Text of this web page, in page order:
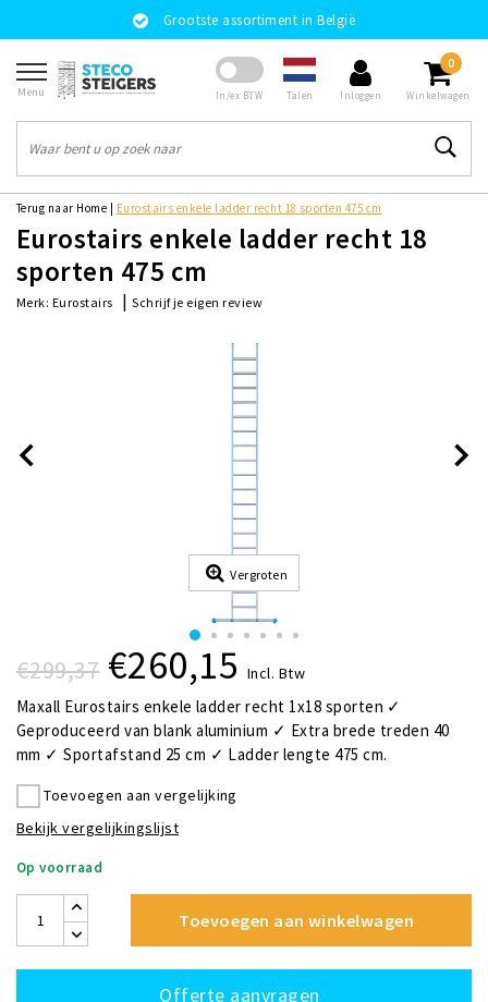
Grootste assortiment in België
Menu In/ex BTW Talen Inloggen
0
Winkelwagen
Terug naar Home Eurostairs enkele ladder recht 18 sporten 475 cm
Eurostairs enkele ladder recht 18
sporten 475 cm
Merk: Eurostairs |Schrijf je eigen review
Vergroten
€299,37 €260,15 Incl. Btw
Maxall Eurostairs enkele ladder recht 1x18 sporten ✓
Geproduceerd van blank aluminium ✓ Extra brede treden 40
mm ✓ Sportafstand 25 cm ✓ Ladder lengte 475 cm.
Toevoegen aan vergelijking
Bekijk vergelijkingslijst
Op voorraad
Toevoegen aan winkelwagen
Offerte aanvragen